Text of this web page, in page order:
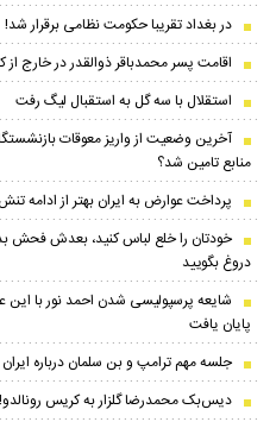
در بغداد تقریبا حکومت نظامی برقرار شد!
اقامت پسر محمدباقر ذوالقدر در خارج از
استقلال با سه گل به استقبال لیگ رفت
آخرین وضعیت از واریز معوقات
منابع تامین شد؟
پرداخت عوارض به ایران بهتر از ادامه
خودتان را خلع لباس کنید، بعدش فحش
دروغ بگویید
شایعه پرسپولیسی شدن احمد نور با
پایان یافت
جلسه مهم ترامپ و بن سلمان درباره ایران
دیس‌بک محمدرضا گلزار به کریس رونالدو!